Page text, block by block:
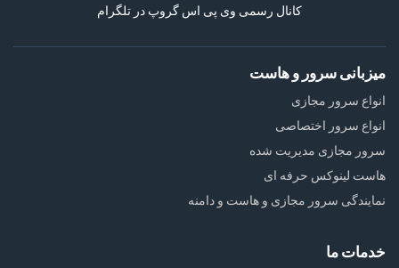
کانال رسمی وی پی اس گروپ در تلگرام
میزبانی سرور و هاست
انواع سرور مجازی
انواع سرور اختصاصی
سرور مجازی مدیریت شده
هاست لینوکس حرفه ای
نمایندگی سرور مجازی و هاست و دامنه
خدمات ما